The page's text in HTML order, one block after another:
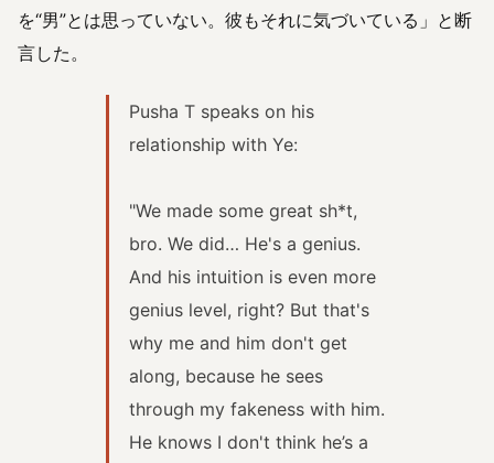
を“男”とは思っていない。彼もそれに気づいている」と断
言した。
Pusha T speaks on his
relationship with Ye:
"We made some great sh*t,
bro. We did… He's a genius.
And his intuition is even more
genius level, right? But that's
why me and him don't get
along, because he sees
through my fakeness with him.
He knows I don't think he’s a